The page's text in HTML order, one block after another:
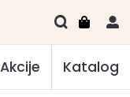
Akcije Katalog